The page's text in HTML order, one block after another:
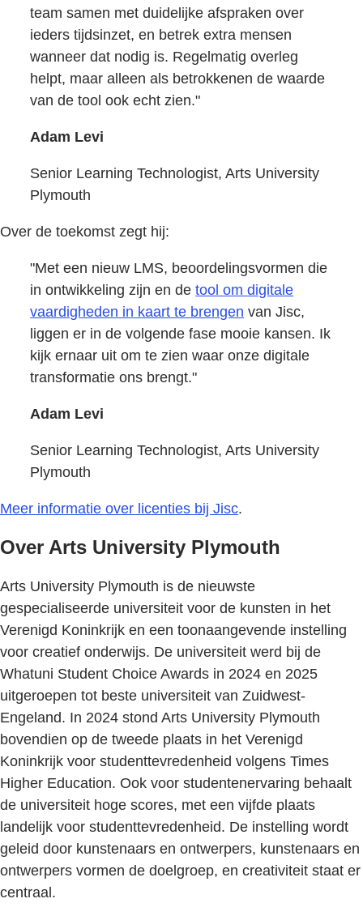
team samen met duidelijke afspraken over
ieders tijdsinzet, en betrek extra mensen
wanneer dat nodig is. Regelmatig overleg
helpt, maar alleen als betrokkenen de waarde
van de tool ook echt zien."
Adam Levi
Senior Learning Technologist, Arts University
Plymouth
Over de toekomst zegt hij:
"Met een nieuw LMS, beoordelingsvormen die
in ontwikkeling zijn en detool om digitale
vaardigheden in kaart te brengen van Jisc,
liggen er in de volgende fase mooie kansen. Ik
kijk ernaar uit om te zien waar onze digitale
transformatie ons brengt."
Adam Levi
Senior Learning Technologist, Arts University
Plymouth
Meer informatie over licenties bij Jisc.
Over Arts University Plymouth
Arts University Plymouth is de nieuwste
gespecialiseerde universiteit voor de kunsten in het
Verenigd Koninkrijk en een toonaangevende instelling
voor creatief onderwijs. De universiteit werd bij de
Whatuni Student Choice Awards in 2024 en 2025
uitgeroepen tot beste universiteit van Zuidwest-
Engeland. In 2024 stond Arts University Plymouth
bovendien op de tweede plaats in het Verenigd
Koninkrijk voor studenttevredenheid volgens Times
Higher Education. Ook voor studentenervaring behaalt
de universiteit hoge scores, met een vijfde plaats
landelijk voor studenttevredenheid. De instelling wordt
geleid door kunstenaars en ontwerpers, kunstenaars en
ontwerpers vormen de doelgroep, en creativiteit staat er
centraal.